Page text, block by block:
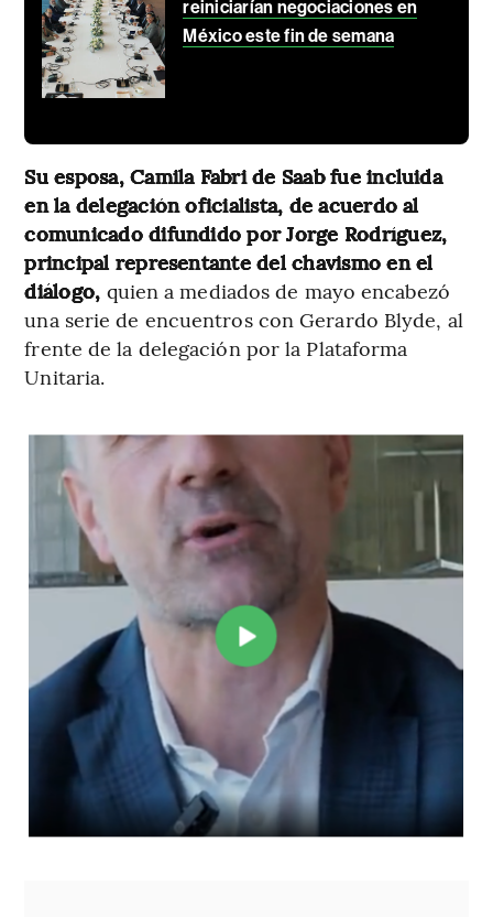
reiniciarían negociaciones en
México este fin de semana
Su esposa, Camila Fabri de Saab fue incluida
en la delegación oficialista, de acuerdo al
comunicado difundido por Jorge Rodríguez,
principal representante del chavismo en el
diálogo, quien a mediados de mayo encabezó
una serie de encuentros con Gerardo Blyde, al
frente de la delegación por la Plataforma
Unitaria.